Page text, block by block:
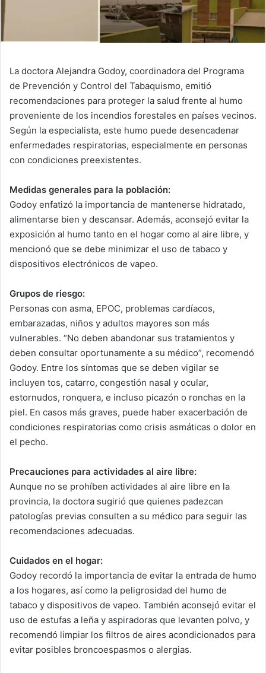
La doctora Alejandra Godoy, coordinadora del Programa
de Prevención y Control del Tabaquismo, emitió
recomendaciones para proteger la salud frente al humo
proveniente de los incendios forestales en países vecinos.
Según la especialista, este humo puede desencadenar
enfermedades respiratorias, especialmente en personas
con condiciones preexistentes.
Medidas generales para la población:
Godoy enfatizó la importancia de mantenerse hidratado,
alimentarse bien y descansar. Además, aconsejó evitar la
exposición al humo tanto en el hogar como al aire libre, y
mencionó que se debe minimizar el uso de tabaco y
dispositivos electrónicos de vapeo.
Grupos de riesgo:
Personas con asma, EPOC, problemas cardíacos,
embarazadas, niños y adultos mayores son más
vulnerables. “No deben abandonar sus tratamientos y
deben consultar oportunamente a su médico”, recomendó
Godoy. Entre los síntomas que se deben vigilar se
incluyen tos, catarro, congestión nasal y ocular,
estornudos, ronquera, e incluso picazón o ronchas en la
piel. En casos más graves, puede haber exacerbación de
condiciones respiratorias como crisis asmáticas o dolor en
el pecho.
Precauciones para actividades al aire libre:
Aunque no se prohíben actividades al aire libre en la
provincia, la doctora sugirió que quienes padezcan
patologías previas consulten a su médico para seguir las
recomendaciones adecuadas.
Cuidados en el hogar:
Godoy recordó la importancia de evitar la entrada de humo
a los hogares, así como la peligrosidad del humo de
tabaco y dispositivos de vapeo. También aconsejó evitar el
uso de estufas a leña y aspiradoras que levanten polvo, y
recomendó limpiar los filtros de aires acondicionados para
evitar posibles broncoespasmos o alergias.